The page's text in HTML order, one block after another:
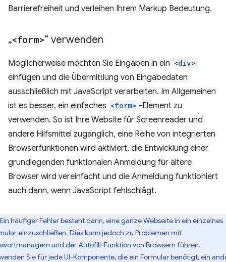
Barrierefreiheit und verleihen Ihrem Markup Bedeutung.
„<form>“ verwenden
Möglicherweise möchten Sie Eingaben in ein <div>
einfügen und die Übermittlung von Eingabedaten
ausschließlich mit JavaScript verarbeiten. Im Allgemeinen
ist es besser, ein einfaches <form> -Element zu
verwenden. So ist Ihre Website für Screenreader und
andere Hilfsmittel zugänglich, eine Reihe von integrierten
Browserfunktionen wird aktiviert, die Entwicklung einer
grundlegenden funktionalen Anmeldung für ältere
Browser wird vereinfacht und die Anmeldung funktioniert
auch dann, wenn JavaScript fehlschlägt.
Ein häufiger Fehler besteht darin, eine ganze Webseite in ein einzelnes
einzuschließen. Dies kann jedoch zu Problemen mit
und der Autofill-Funktion von Browsern führen.
Sie für jede UI-Komponente, die ein Formular benötigt, ein